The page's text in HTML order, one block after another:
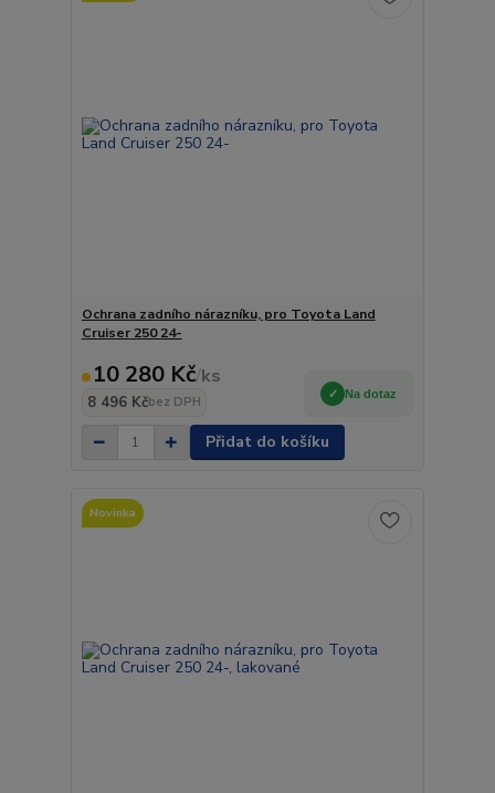
Ochrana zadního nárazníku, pro Toyota Land
Cruiser 250 24-
10 280 Kč/ks
8 496 Kčbez DPH
Na dotaz
Přidat do košíku
Novinka